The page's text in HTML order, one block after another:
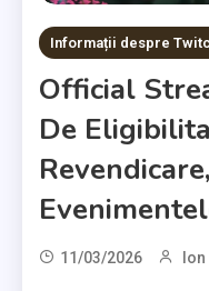
Informații despre
Official
De
11/03/2026